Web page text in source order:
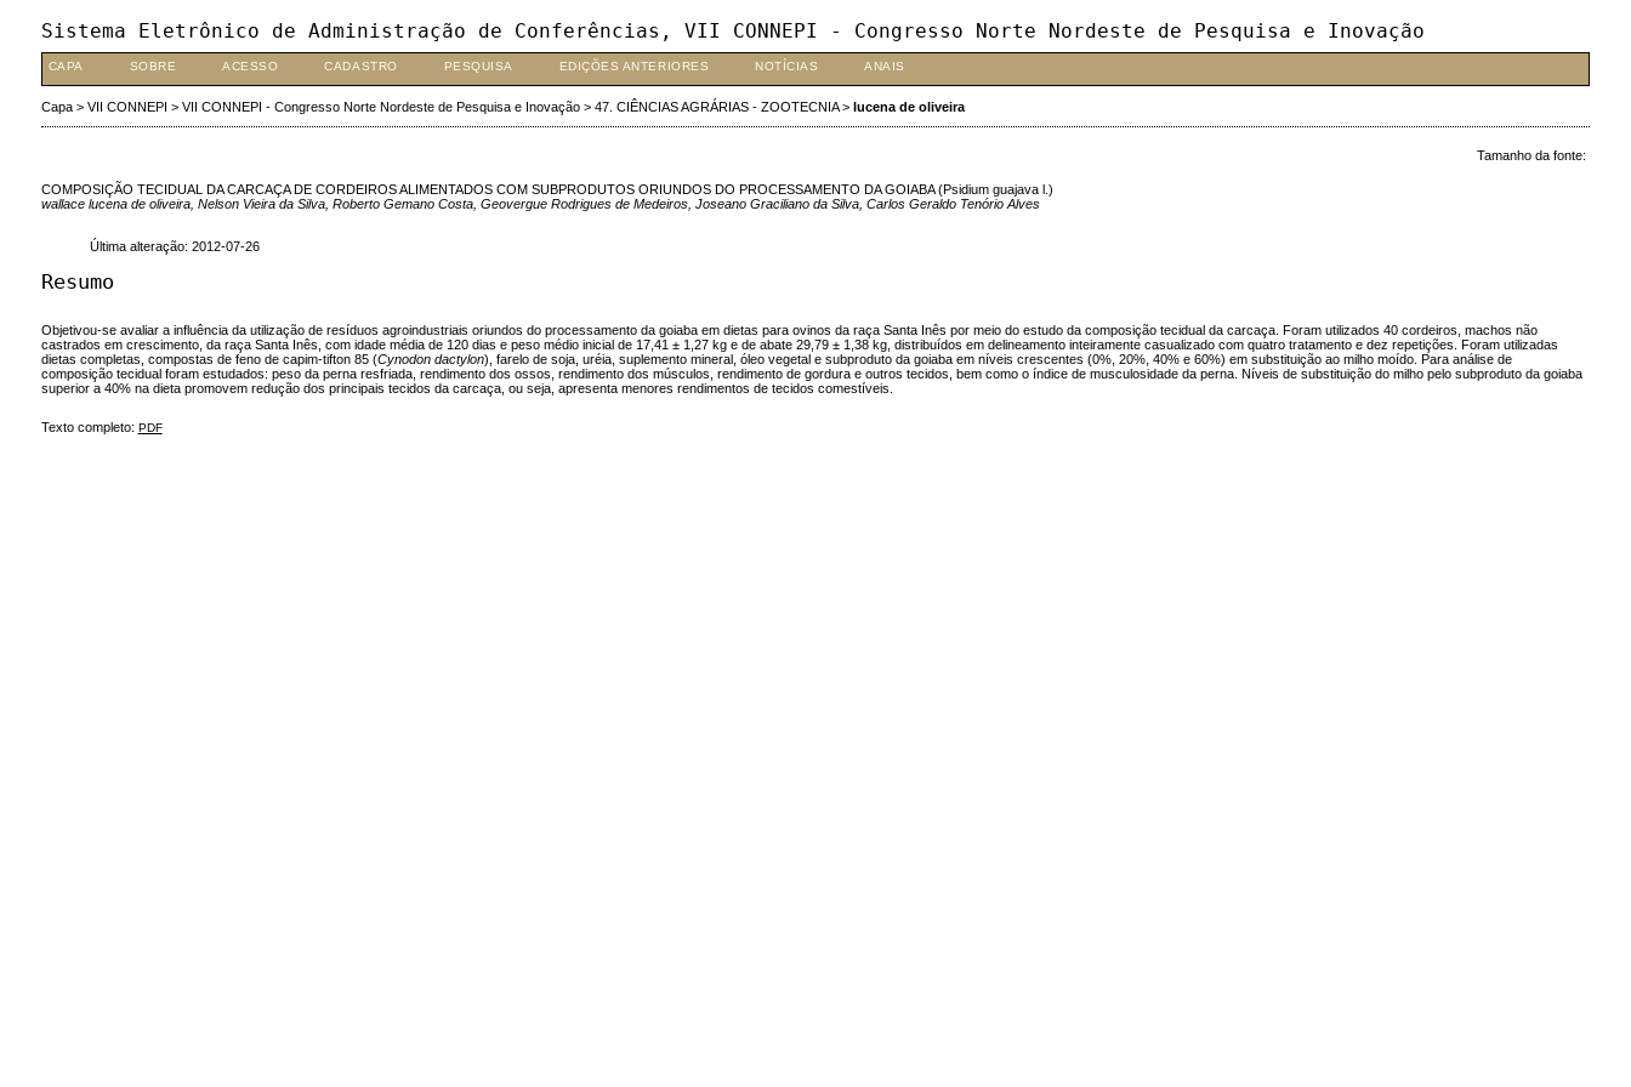
Sistema Eletrônico de Administração de Conferências, VII CONNEPI - Congresso Norte Nordeste de Pesquisa e Inovação
CAPA SOBRE ACESSO CADASTRO PESQUISA EDIÇÕES ANTERIORES NOTÍCIAS ANAIS
Capa> VII CONNEPI > VII CONNEPI - Congresso Norte Nordeste de Pesquisa e Inovação> 47. CIÊNCIAS AGRÁRIAS - ZOOTECNIA> lucena de oliveira
Tamanho da fonte:
COMPOSIÇÃO TECIDUAL DA CARCAÇA DE CORDEIROS ALIMENTADOS COM SUBPRODUTOS ORIUNDOS DO PROCESSAMENTO DA GOIABA (Psidium guajava l.)
wallace lucena de oliveira, Nelson Vieira da Silva, Roberto Gemano Costa, Geovergue Rodrigues de Medeiros, Joseano Graciliano da Silva, Carlos Geraldo Tenório Alves
Última alteração: 2012-07-26
Resumo
Objetivou-se avaliar a influência da utilização de resíduos agroindustriais oriundos do processamento da goiaba em dietas para ovinos da raça Santa Inês por meio do estudo da composição tecidual da carcaça. Foram utilizados 40 cordeiros, machos não
castrados em crescimento, da raça Santa Inês, com idade média de 120 dias e peso médio inicial de 17,41 ± 1,27 kg e de abate 29,79 ± 1,38 kg, distribuídos em delineamento inteiramente casualizado com quatro tratamento e dez repetições. Foram utilizadas
dietas completas, compostas de feno de capim-tifton 85 (Cynodon dactylon), farelo de soja, uréia, suplemento mineral, óleo vegetal e subproduto da goiaba em níveis crescentes (0%, 20%, 40% e 60%) em substituição ao milho moído. Para análise de
composição tecidual foram estudados: peso da perna resfriada, rendimento dos ossos, rendimento dos músculos, rendimento de gordura e outros tecidos, bem como o índice de musculosidade da perna. Níveis de substituição do milho pelo subproduto da goiaba
superior a 40% na dieta promovem redução dos principais tecidos da carcaça, ou seja, apresenta menores rendimentos de tecidos comestíveis.
Texto completo: PDF